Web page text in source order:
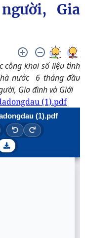
Gia
công khai số liệu tình
nước 6 tháng đầu
Gia đình và Giới
(1).pdf